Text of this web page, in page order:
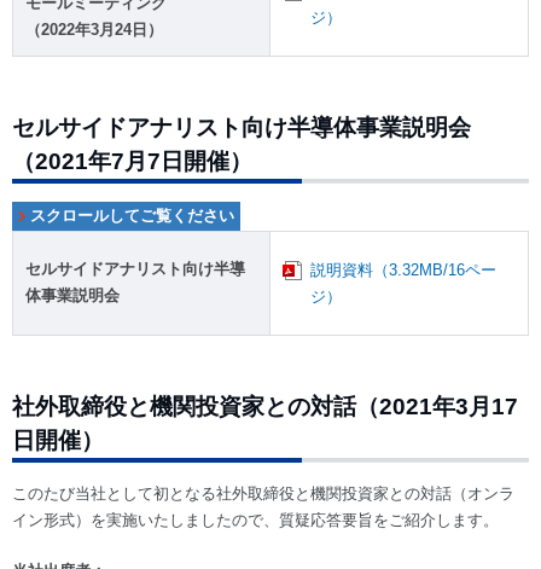
（2022年3月24日）
ジ）
セルサイドアナリスト向け半導体事業説明会
（2021年7月7日開催）
セルサイドアナリスト向け半導
体事業説明会
説明資料（3.32MB/16ペー
ジ）
社外取締役と機関投資家との対話（2021年3月17
日開催）
このたび当社として初となる社外取締役と機関投資家との対話（オンラ
イン形式）を実施いたしましたので、質疑応答要旨をご紹介します。